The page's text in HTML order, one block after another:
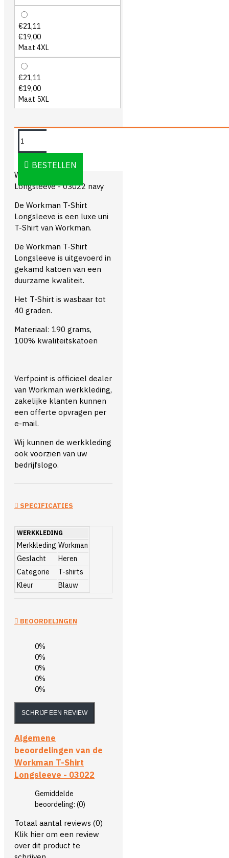
€21,11
€19,00
Maat 4XL
€21,11
€19,00
Maat 5XL
BESTELLEN
OMSCHRIJVING
Workman T-Shirt
Longsleeve - 03022 navy
De Workman T-Shirt
Longsleeve is een luxe uni
T-Shirt van Workman.
De Workman T-Shirt
Longsleeve is uitgevoerd in
gekamd katoen van een
duurzame kwaliteit.
Het T-Shirt is wasbaar tot
40 graden.
Materiaal: 190 grams,
100% kwaliteitskatoen
Verfpoint is officieel dealer
van Workman werkkleding,
zakelijke klanten kunnen
een offerte opvragen per
e-mail.
Wij kunnen de werkkleding
ook voorzien van uw
bedrijfslogo.
SPECIFICATIES
WERKKLEDING
Merkkleding Workman
Geslacht
Heren
Categorie
T-shirts
Kleur
Blauw
BEOORDELINGEN
0%
0%
0%
0%
0%
SCHRIJF EEN REVIEW
Algemene
beoordelingen van de
Workman T-Shirt
Longsleeve - 03022
Gemiddelde
beoordeling: (0)
Totaal aantal reviews (0)
Klik hier om een review
over dit product te